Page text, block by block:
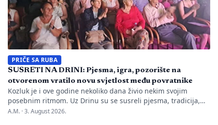
PRIČE SA RUBA
SUSRETI NA DRINI: Pjesma, igra, pozorište na
otvorenom vratilo novu svjetlost među povratnike
Kozluk je i ove godine nekoliko dana živio nekim svojim
posebnim ritmom. Uz Drinu su se susreli pjesma, tradicija,
gluma i ljudi, a „Susreti na Drini ’26“ još jednom su pokazali
A.M. ·3. August 2026.